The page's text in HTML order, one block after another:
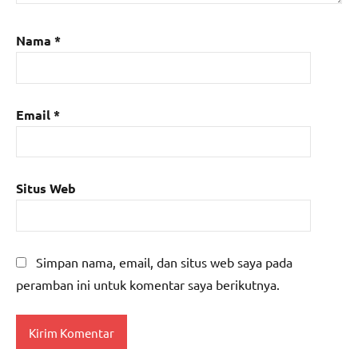
Nama *
Email*
Situs Web
Simpan nama, email, dan situs web saya pada
peramban ini untuk komentar saya berikutnya.